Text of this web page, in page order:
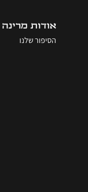
אודות מרינה
הסיפור שלנו